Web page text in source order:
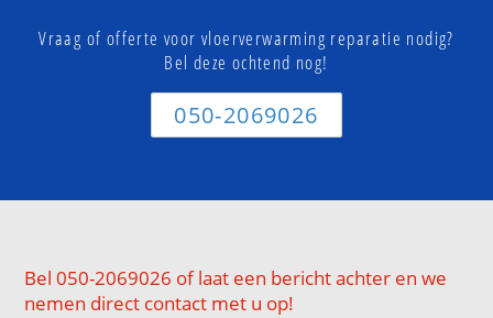
Vraag of offerte voor vloerverwarming reparatie nodig?
Bel deze ochtend nog!
050-2069026
Bel 050-2069026 of laat een bericht achter en we
nemen direct contact met u op!